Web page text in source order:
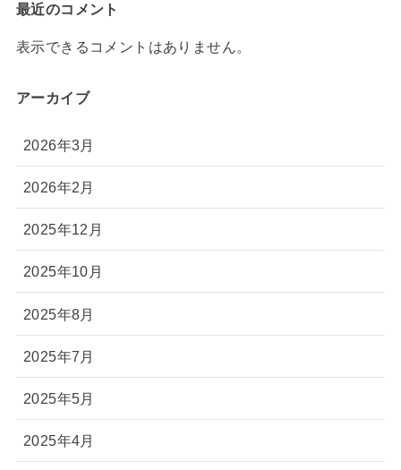
最近のコメント
表示できるコメントはありません。
アーカイブ
2026年3月
2026年2月
2025年12月
2025年10月
2025年8月
2025年7月
2025年5月
2025年4月